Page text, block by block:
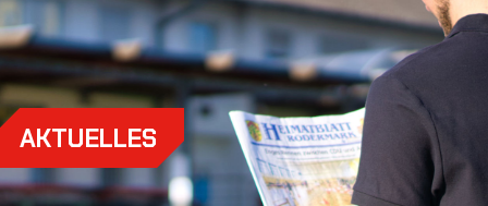
AKTUELLES